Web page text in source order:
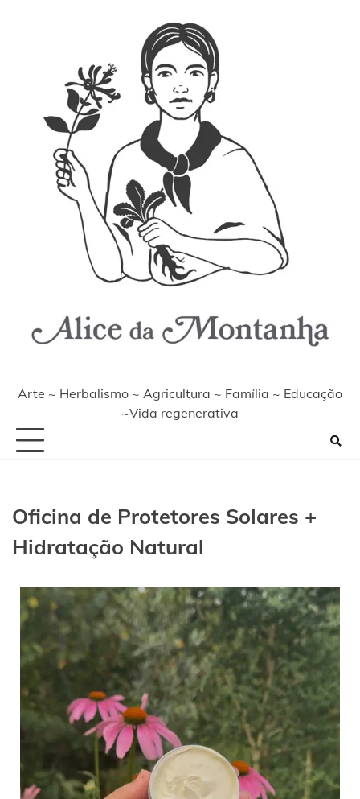
Arte ~ Herbalismo ~ Agricultura ~ Família ~ Educação
~Vida regenerativa
Oficina de Protetores Solares +
Hidratação Natural